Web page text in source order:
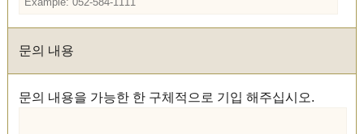
문의 내용
문의 내용을 가능한 한 구체적으로 기입 해주십시오.